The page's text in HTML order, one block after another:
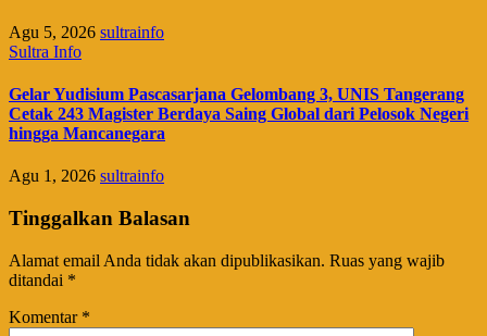
Agu 5, 2026 sultrainfo
Sultra Info
Gelar Yudisium Pascasarjana Gelombang 3, UNIS Tangerang
Cetak 243 Magister Berdaya Saing Global dari Pelosok Negeri
hingga Mancanegara
Agu 1, 2026 sultrainfo
Tinggalkan Balasan
Alamat email Anda tidak akan dipublikasikan. Ruas yang wajib
ditandai *
Komentar *